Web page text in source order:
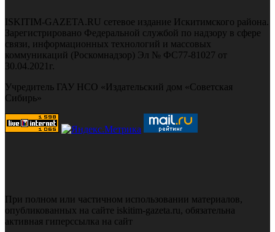
ISKITIM-GAZETA.RU сетевое издание Искитимского района.
Зарегистрировано Федеральной службой по надзору в сфере
связи, информационных технологий и массовых
коммуникаций (Роскомнадзор) Эл № ФС77-81027 от
30.04.2021г.
Учредитель ГАУ НСО «Издательский дом «Советская
Сибирь»
При полном или частичном использовании материалов,
опубликованных на сайте iskitim-gazeta.ru, обязательна
активная гиперссылка на сайт